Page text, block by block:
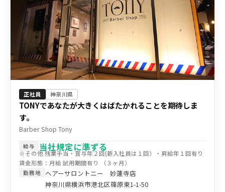
正社員 神奈川県
TONYであなたが大きくはばたかれることを期待しま
す。
Barber Shop Tony
給与 当社規定に準ずる
勤務地
ヘアーサロントニー 妙蓮寺店
神奈川県横浜市港北区篠原東1-1-50
※その他 残業手当・賞与年２回(新入社員は１回）・昇給年１回有り
賃金形態：月給 試用期間有り （３ヶ月）